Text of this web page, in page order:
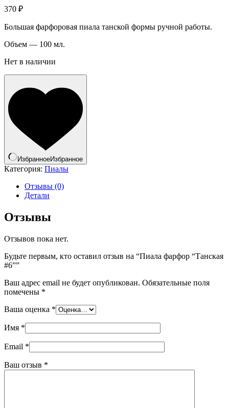
370 ₽
Большая фарфоровая пиала танской формы ручной работы.
Объем — 100 мл.
Нет в наличии
ИзбранноеИзбранное
Категория: Пиалы
Отзывы (0)
Детали
Отзывы
Отзывов пока нет.
Будьте первым, кто оставил отзыв на “Пиала фарфор “Танская
#6””
Ваш адрес email не будет опубликован. Обязательные поля
помечены *
Ваша оценка *
Имя *
Email *
Ваш отзыв *